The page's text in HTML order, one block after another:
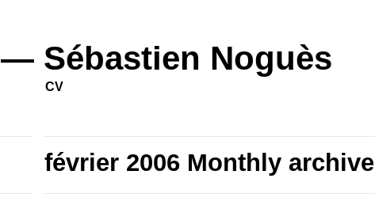
— Sébastien Noguès
CV
février 2006 Monthly archive